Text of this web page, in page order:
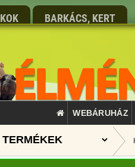
BARKÁCS, KERT
WEBÁRUHÁZ